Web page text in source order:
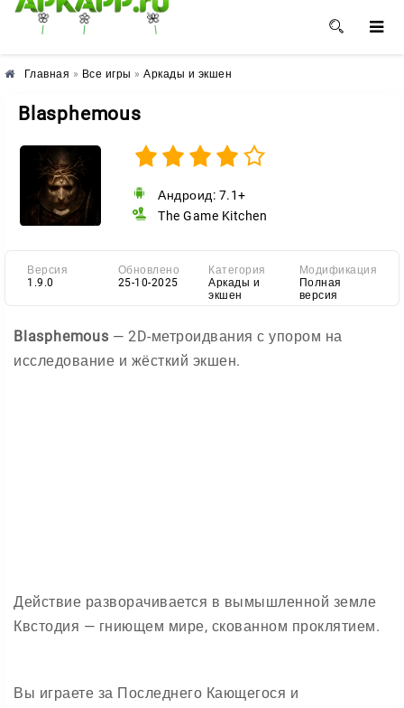
🌸 🌼 🌺
Главная » Все игры » Аркады и экшен
Blasphemous
Андроид: 7.1+
The Game Kitchen
Версия
1.9.0
Обновлено
25-10-2025
Категория
Аркады и
экшен
Модификация
Полная
версия
Blasphemous — 2D-метроидвания с упором на
исследование и жёсткий экшен.
Действие разворачивается в вымышленной земле
Квстодия — гниющем мире, скованном проклятием.
Вы играете за Последнего Кающегося и